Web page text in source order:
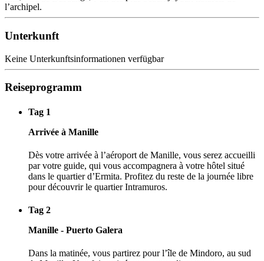
l’archipel.
Unterkunft
Keine Unterkunftsinformationen verfügbar
Reiseprogramm
Tag 1
Arrivée à Manille
Dès votre arrivée à l’aéroport de Manille, vous serez accueilli
par votre guide, qui vous accompagnera à votre hôtel situé
dans le quartier d’Ermita. Profitez du reste de la journée libre
pour découvrir le quartier Intramuros.
Tag 2
Manille - Puerto Galera
Dans la matinée, vous partirez pour l’île de Mindoro, au sud